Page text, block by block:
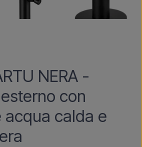
NERA -
con
acqua calda e